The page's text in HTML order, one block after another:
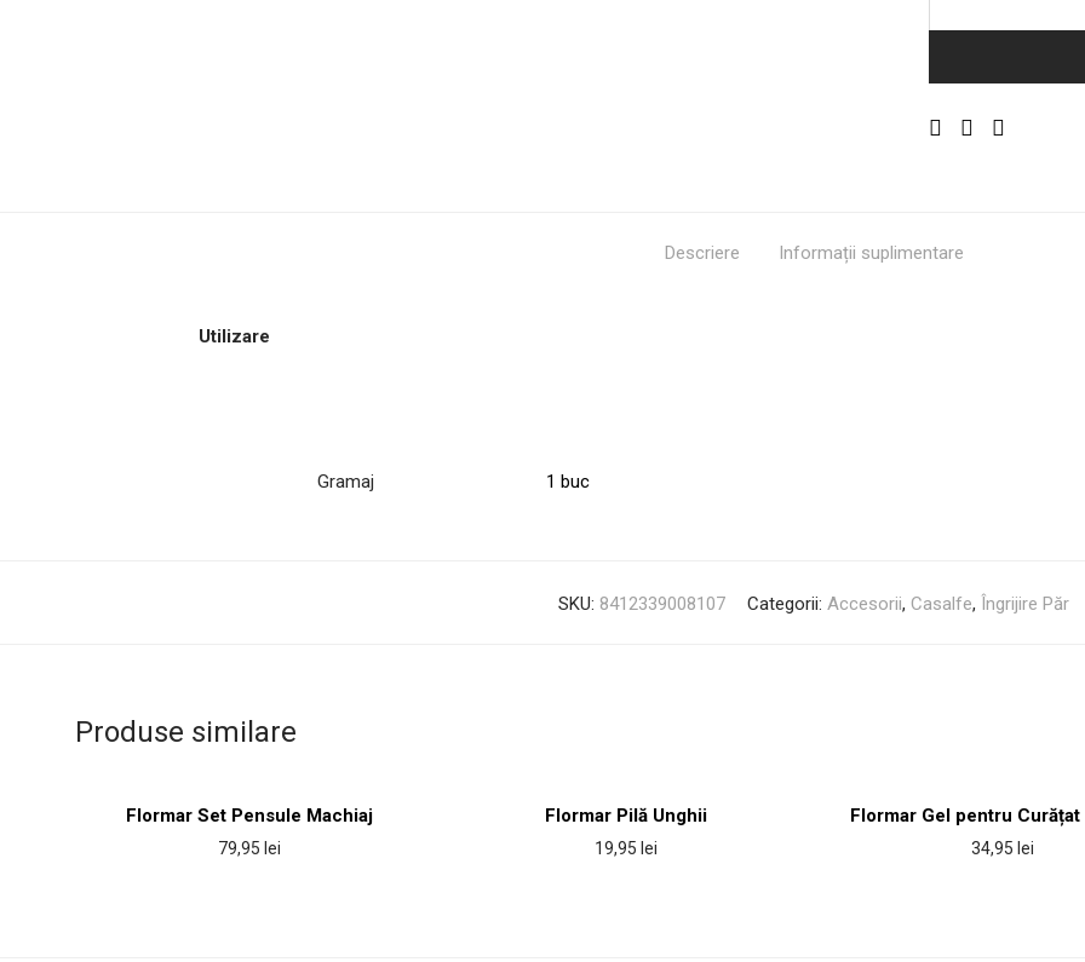
Descriere Informații suplimentare
Utilizare
Gramaj 1 buc
SKU: 8412339008107 Categorii: Accesorii, Casalfe, Îngrijire Păr
Produse similare
Flormar Set Pensule Machiaj
79,95 lei
Flormar Pilă Unghii
19,95 lei
Flormar Gel pentru Curățat
34,95 lei